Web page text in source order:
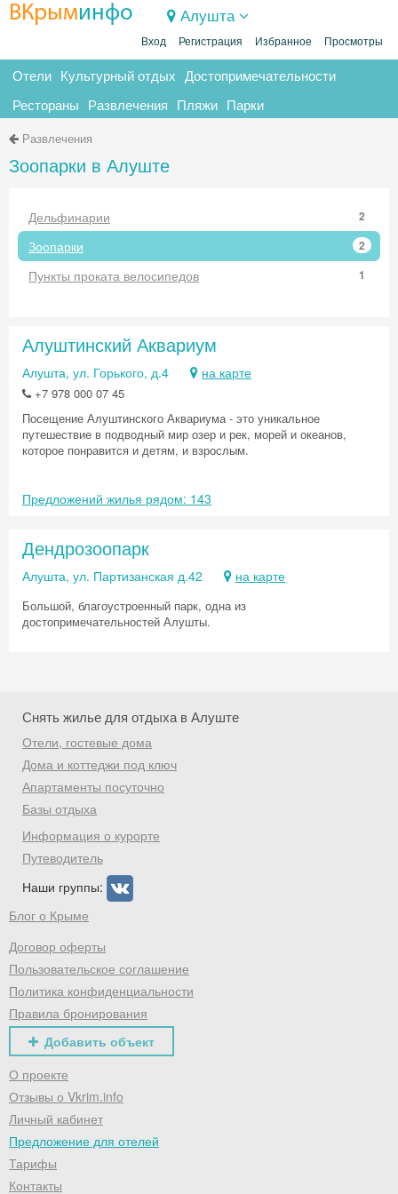
ВКрыминфо Алушта
Вход Регистрация Избранное Просмотры
Отели Культурный отдых Достопримечательности
Рестораны Развлечения Пляжи Парки
Развлечения
Зоопарки в Алуште
Дельфинарии 2
Зоопарки 2
Пункты проката велосипедов 1
Алуштинский Аквариум
Алушта, ул. Горького, д.4 на карте
+7 978 000 07 45
Посещение Алуштинского Аквариума - это уникальное
путешествие в подводный мир озер и рек, морей и океанов,
которое понравится и детям, и взрослым.
Предложений жилья рядом: 143
Дендрозоопарк
Алушта, ул. Партизанская д.42 на карте
Большой, благоустроенный парк, одна из
достопримечательностей Алушты.
Снять жилье для отдыха в Алуште
Отели, гостевые дома
Дома и коттеджи под ключ
Апартаменты посуточно
Базы отдыха
Информация о курорте
Путеводитель
Наши группы:
Блог о Крыме
Договор оферты
Пользовательское соглашение
Политика конфиденциальности
Правила бронирования
Добавить объект
О проекте
Отзывы о Vkrim.info
Личный кабинет
Предложение для отелей
Тарифы
Контакты
Скидка −5%
Хочешь дешевле? Оставь почту и получи
промокод на первое бронирование!